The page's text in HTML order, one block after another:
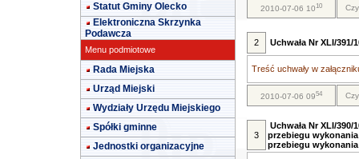
Statut Gminy Olecko
Elektroniczna Skrzynka
Podawcza
Menu podmiotowe
Rada Miejska
Urząd Miejski
Wydziały Urzędu Miejskiego
Spółki gminne
Jednostki organizacyjne
2010-07-06 1010
2 Uchwała Nr XLI/
Treść uchwały w
2010-07-06 0954
3
Uchwała Nr XLI/
przebiegu
przebiegu